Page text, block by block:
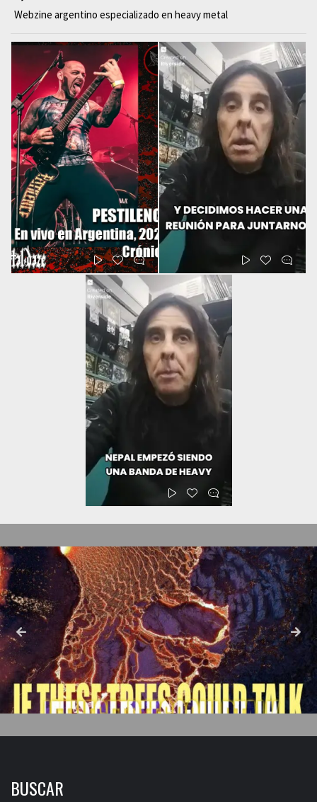
Webzine argentino especializado en heavy metal
BUSCAR